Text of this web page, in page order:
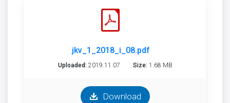
jkv_1_2018_i_08.pdf
Uploaded: 2019.11.07 Size: 1.68 MB
Download